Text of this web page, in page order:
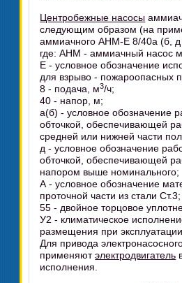
Центробежные насосы
следующим образом (на
аммиачного АНМ-Е 8/40а (б,
где: АНМ - аммиачный насос
Е - условное обозначение
для взрыво - пожароопасных
8 - подача, м3/ч;
40 - напор, м;
а(б) - условное обозначение
обточкой, обеспечивающей
средней или нижней части
д - условное обозначение
обточкой, обеспечивающей
напором выше номинального;
А - условное обозначение
проточной части из стали Ст.3;
55 - двойное торцовое
У2 - климатическое
размещения при эксплуатации.
Для привода
применяютэлектродвигатель
исполнения.